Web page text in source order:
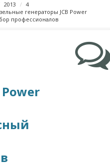
2013
4
генераторы JCB Power
профессионалов
Power